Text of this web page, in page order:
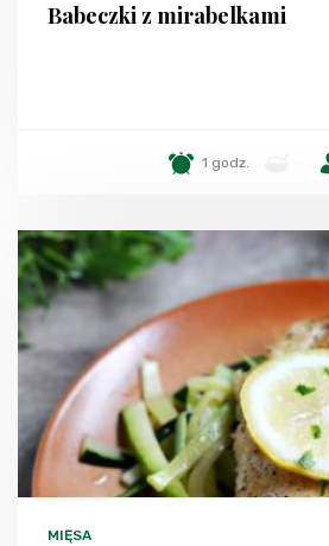
Babeczki z mirabelkami
1 godz.
MIĘSA